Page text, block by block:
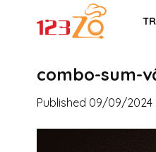
combo-sum-
Published 09/09/2024